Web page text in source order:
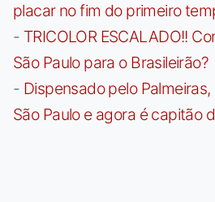
placar no fim do primeiro
- TRICOLOR ESCALADO!!
São Paulo para o Brasileirão?
- Dispensado pelo
São Paulo e agora é capitão